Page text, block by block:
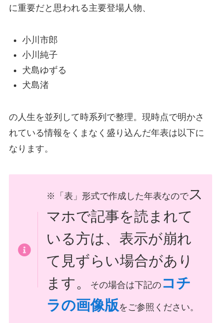
に重要だと思われる主要登場人物、
小川市郎
小川純子
犬島ゆずる
犬島渚
の人生を並列して時系列で整理。現時点で明かさ
れている情報をくまなく盛り込んだ年表は以下に
なります。
※「表」形式で作成した年表なのでス
マホで記事を読まれて
いる方は、表示が崩れ
て見ずらい場合があり
ます。
その場合は下記の コチ
ラの画像版 をご参照ください。